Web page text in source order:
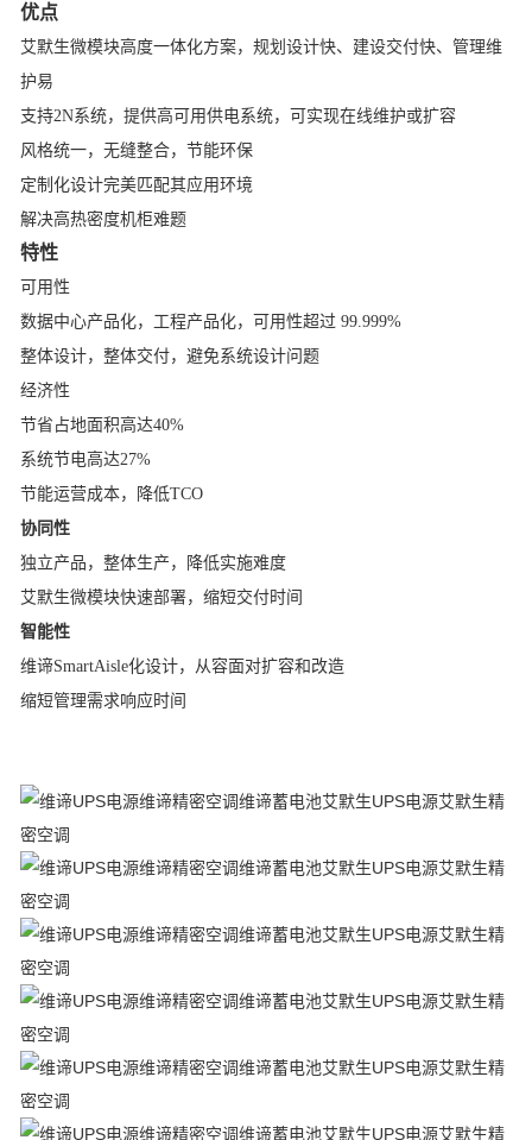
优点
艾默生微模块高度一体化方案，规划设计快、建设交付快、管理维
护易
支持2N系统，提供高可用供电系统，可实现在线维护或扩容
风格统一，无缝整合，节能环保
定制化设计完美匹配其应用环境
解决高热密度机柜难题
特性
可用性
数据中心产品化，工程产品化，可用性超过 99.999%
整体设计，整体交付，避免系统设计问题
经济性
节省占地面积高达40%
系统节电高达27%
节能运营成本，降低TCO
协同性
独立产品，整体生产，降低实施难度
艾默生微模块快速部署，缩短交付时间
智能性
维谛SmartAisle化设计，从容面对扩容和改造
缩短管理需求响应时间